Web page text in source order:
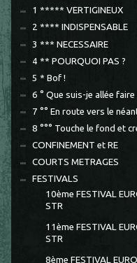
1 ***** VERTIGINEUX
2 **** INDISPENSABLE
3 *** NECESSAIRE
4 ** POURQUOI PAS ?
5 * Bof !
6 ° Que suis-je allée
7 °° En route vers le
8 °°° Touche le fond et
CONFINEMENT et RE
COURTS METRAGES
FESTIVALS
10ème FESTIVAL
STR
11ème FESTIVAL
STR
8ème FESTIVAL